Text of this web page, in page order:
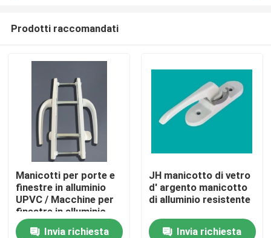
Casa
Prodotti
Prodotti raccomandati
Manicotti per porte e
finestre in alluminio
UPVC / Macchine per
finestre in alluminio
UPVC e zinco
Invia richiesta
JH manicotto di vetro
d' argento manicotto
di alluminio resistente
Invia richiesta